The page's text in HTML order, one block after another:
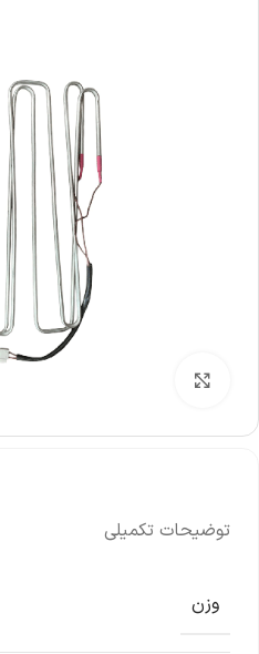
توضیحات تکمیلی
وزن